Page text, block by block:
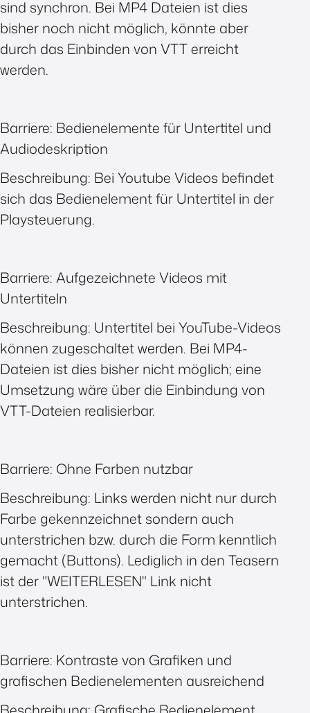
sind synchron. Bei MP4 Dateien ist dies
bisher noch nicht möglich, könnte aber
durch das Einbinden von VTT erreicht
werden.
Barriere: Bedienelemente für Untertitel und
Audiodeskription
Beschreibung: Bei Youtube Videos befindet
sich das Bedienelement für Untertitel in der
Playsteuerung.
Barriere: Aufgezeichnete Videos mit
Untertiteln
Beschreibung: Untertitel bei YouTube-Videos
können zugeschaltet werden. Bei MP4-
Dateien ist dies bisher nicht möglich; eine
Umsetzung wäre über die Einbindung von
VTT-Dateien realisierbar.
Barriere: Ohne Farben nutzbar
Beschreibung: Links werden nicht nur durch
Farbe gekennzeichnet sondern auch
unterstrichen bzw. durch die Form kenntlich
gemacht (Buttons). Lediglich in den Teasern
ist der "WEITERLESEN" Link nicht
unterstrichen.
Barriere: Kontraste von Grafiken und
grafischen Bedienelementen ausreichend